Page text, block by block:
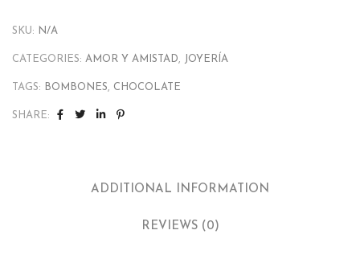
SKU: N/A
CATEGORIES: AMOR Y AMISTAD, JOYERÍA
TAGS: BOMBONES, CHOCOLATE
SHARE:
ADDITIONAL INFORMATION
REVIEWS (0)